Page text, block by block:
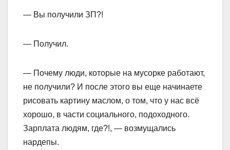
— Вы получили ЗП?!
— Получил.
— Почему люди, которые на мусорке работают,
не получили? И после этого вы еще начинаете
рисовать картину маслом, о том, что у нас всё
хорошо, в части социального, подоходного.
Зарплата людям, где?!, — возмущались
нардепы.